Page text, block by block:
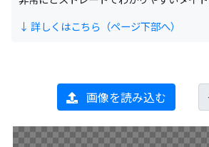
↓ 詳しくはこちら（ページ下部へ）
画像を読み込む